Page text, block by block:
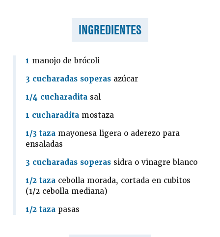
INGREDIENTES
1 manojo de brócoli
3 cucharadas soperas azúcar
1/4 cucharadita sal
1 cucharadita mostaza
1/3 taza mayonesa ligera o aderezo para
ensaladas
3 cucharadas soperas sidra o vinagre blanco
1/2 taza cebolla morada, cortada en cubitos
(1/2 cebolla mediana)
1/2 taza pasas